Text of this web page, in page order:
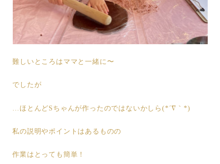
難しいところはママと一緒に〜
でしたが
…ほとんどSちゃんが作ったのではないかしら(*´∇｀*)
私の説明やポイントはあるものの
作業はとっても簡単！